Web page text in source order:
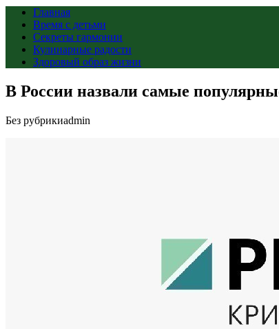
Главная
Время с детьми
Секреты гармонии
Кулинарные радости
Здоровый образ жизни
В России назвали самые
Без рубрикиadmin